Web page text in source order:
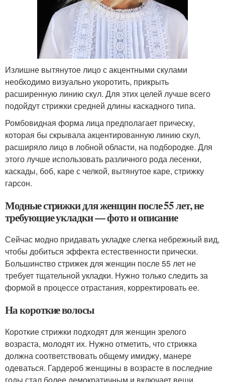
Излишне вытянутое лицо с акцентными скулами
необходимо визуально укоротить, прикрыть
расширенную линию скул. Для этих целей лучше всего
подойдут стрижки средней длины каскадного типа.
Ромбовидная форма лица предполагает прическу,
которая бы скрывала акцентированную линию скул,
расширяло лицо в лобной области, на подбородке. Для
этого лучше использовать различного рода лесенки,
каскады, боб, каре с челкой, вытянутое каре, стрижку
гарсон.
Модные стрижки для женщин после 55 лет, не
требующие укладки — фото и описание
Сейчас модно придавать укладке слегка небрежный вид,
чтобы добиться эффекта естественности прически.
Большинство стрижек для женщин после 55 лет не
требует тщательной укладки. Нужно только следить за
формой в процессе отрастания, корректировать ее.
На короткие волосы
Короткие стрижки подходят для женщин зрелого
возраста, молодят их. Нужно отметить, что стрижка
должна соответствовать общему имиджу, манере
одеваться. Гардероб женщины в возрасте в последние
годы стал более демократичным и включает вещи,